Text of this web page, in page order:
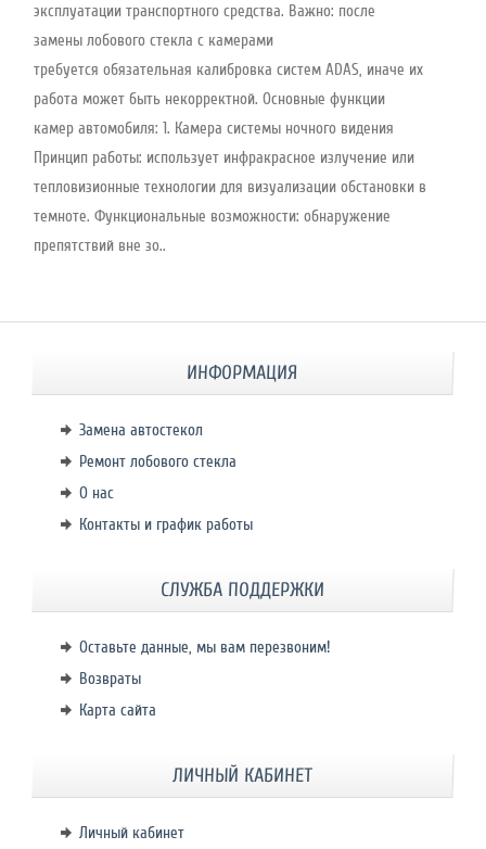
эксплуатации транспортного средства. Важно: после
замены лобового стекла с камерами
требуется обязательная калибровка систем ADAS, иначе их
работа может быть некорректной. Основные функции
камер автомобиля: 1. Камера системы ночного видения
Принцип работы: использует инфракрасное излучение или
тепловизионные технологии для визуализации обстановки в
темноте. Функциональные возможности: обнаружение
препятствий вне зо..
ИНФОРМАЦИЯ
Замена автостекол
Ремонт лобового стекла
О нас
Контакты и график работы
СЛУЖБА ПОДДЕРЖКИ
Оставьте данные, мы вам перезвоним!
Возвраты
Карта сайта
ЛИЧНЫЙ КАБИНЕТ
Личный кабинет